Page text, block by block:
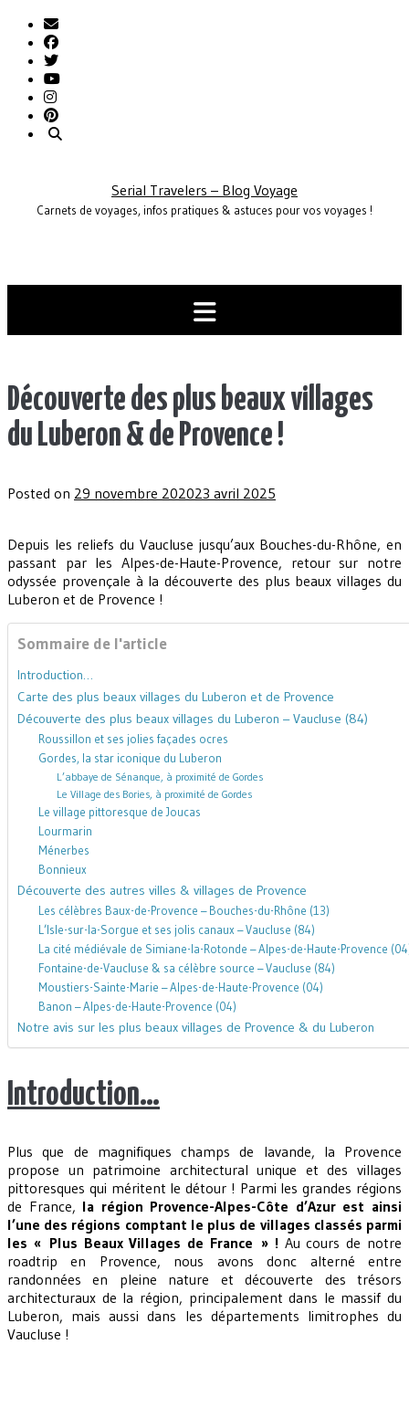
Skip
content
Serial Travelers – Blog Voyage
Carnets de voyages, infos pratiques & astuces pour vos voyages !
Découverte des plus beaux villages
du Luberon & de Provence !
Posted on 29 novembre 202023 avril 2025
Depuis les reliefs du Vaucluse jusqu’aux Bouches-du-Rhône, en
passant par les Alpes-de-Haute-Provence, retour sur notre
odyssée provençale à la découverte des plus beaux villages du
Luberon et de Provence !
Sommaire de l'article
Introduction…
Carte des plus beaux villages du Luberon et de Provence
Découverte des plus beaux villages du Luberon – Vaucluse (84)
Roussillon et ses jolies façades ocres
Gordes, la star iconique du Luberon
L’abbaye de Sénanque, à proximité de Gordes
Le Village des Bories, à proximité de Gordes
Le village pittoresque de Joucas
Lourmarin
Ménerbes
Bonnieux
Découverte des autres villes & villages de Provence
Les célèbres Baux-de-Provence – Bouches-du-Rhône (13)
L’Isle-sur-la-Sorgue et ses jolis canaux – Vaucluse (84)
La cité médiévale de Simiane-la-Rotonde – Alpes-de-Haute-Provence
Fontaine-de-Vaucluse & sa célèbre source – Vaucluse (84)
Moustiers-Sainte-Marie – Alpes-de-Haute-Provence (04)
Banon – Alpes-de-Haute-Provence (04)
Notre avis sur les plus beaux villages de Provence & du Luberon
Introduction…
Plus que de magnifiques champs de lavande, la Provence
propose un patrimoine architectural unique et des villages
pittoresques qui méritent le détour ! Parmi les grandes régions
de France, la région Provence-Alpes-Côte d’Azur est ainsi
l’une des régions comptant le plus de villages classés parmi
les « Plus Beaux Villages de France » !Au cours de notre
roadtrip en Provence, nous avons donc alterné entre
randonnées en pleine nature et découverte des trésors
architecturaux de la région, principalement dans le massif du
Luberon, mais aussi dans les départements limitrophes du
Vaucluse !